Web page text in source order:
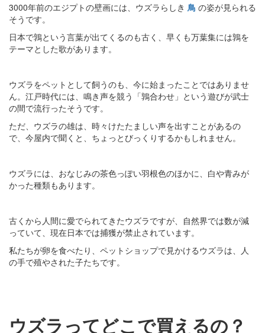
3000年前のエジプトの壁画には、ウズラらしき 鳥 の姿が見られる
そうです。
日本で鶉という言葉が出てくるのも古く、早くも万葉集には鶉を
テーマとした歌があります。
ウズラをペットとして飼うのも、今に始まったことではありませ
ん。江戸時代には、鳴き声を競う「鶉合わせ」という遊びが武士
の間で流行ったそうです。
ただ、ウズラの雄は、時々けたたましい声を出すことがあるの
で、今屋内で聞くと、ちょっとびっくりするかもしれません。
ウズラには、おなじみの茶色っぽい羽根色のほかに、白や青みが
かった種類もあります。
古くから人間に愛でられてきたウズラですが、自然界では数が減
っていて、現在日本では捕獲が禁止されています。
私たちが卵を食べたり、ペットショップで見かけるウズラは、人
の手で殖やされた子たちです。
ウズラってどこで買えるの？